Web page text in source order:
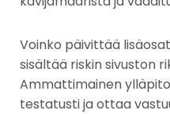
Voinko päivittää
sisältää riskin sivuston
Ammattimainen
testatusti ja ottaa